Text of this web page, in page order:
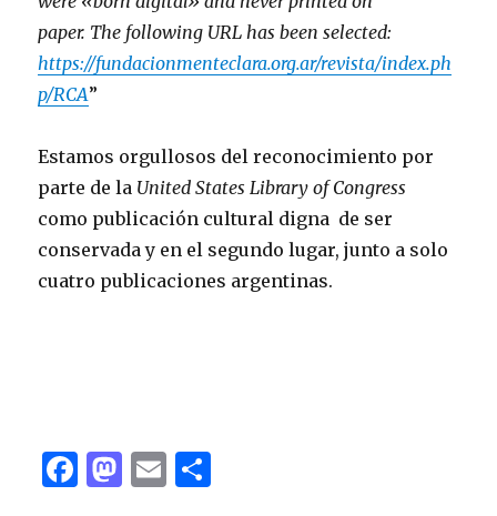
paper. The following URL has been selected:
https://fundacionmenteclara.org.ar/revista/index.ph
p/RCA”
Estamos orgullosos del reconocimiento por
parte de la United States Library of Congress
como publicación cultural digna de ser
conservada y en el segundo lugar, junto a solo
cuatro publicaciones argentinas.
F
M E